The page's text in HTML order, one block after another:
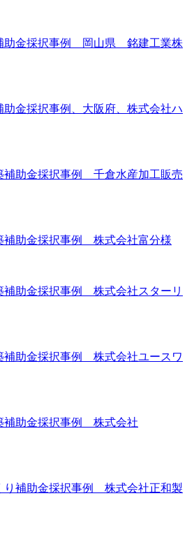
助金採択事例 岡山県 銘建工業株
助金採択事例、大阪府、株式会社ハ
補助金採択事例 千倉水産加工販売
補助金採択事例 株式会社富分様
補助金採択事例 株式会社スターリ
補助金採択事例 株式会社ユースワ
補助金採択事例 株式会社
り補助金採択事例 株式会社正和製